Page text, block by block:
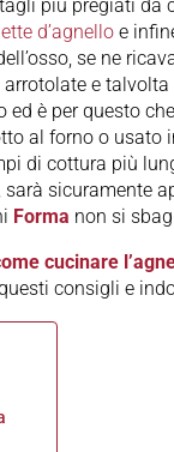
più pregiati da
d’agnello e
se ne
arrotolate e
ed è per questo
al forno o usato
di cottura più
sarà sicuramente
Forma non si
cucinare
consigli e